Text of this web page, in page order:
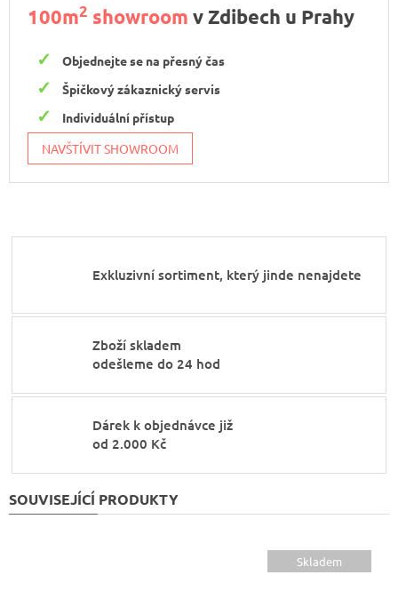
100m2 showroom v Zdibech u Prahy
Objednejte se na přesný čas
Špičkový zákaznický servis
Individuální přístup
NAVŠTÍVIT SHOWROOM
Exkluzivní sortiment, který jinde nenajdete
Zboží skladem
odešleme do 24 hod
Dárek k objednávce již
od 2.000 Kč
SOUVISEJÍCÍ PRODUKTY
Skladem